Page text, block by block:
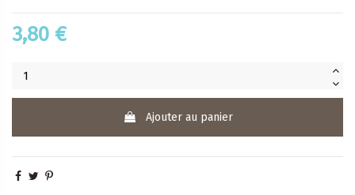
3,80 €
Ajouter au panier